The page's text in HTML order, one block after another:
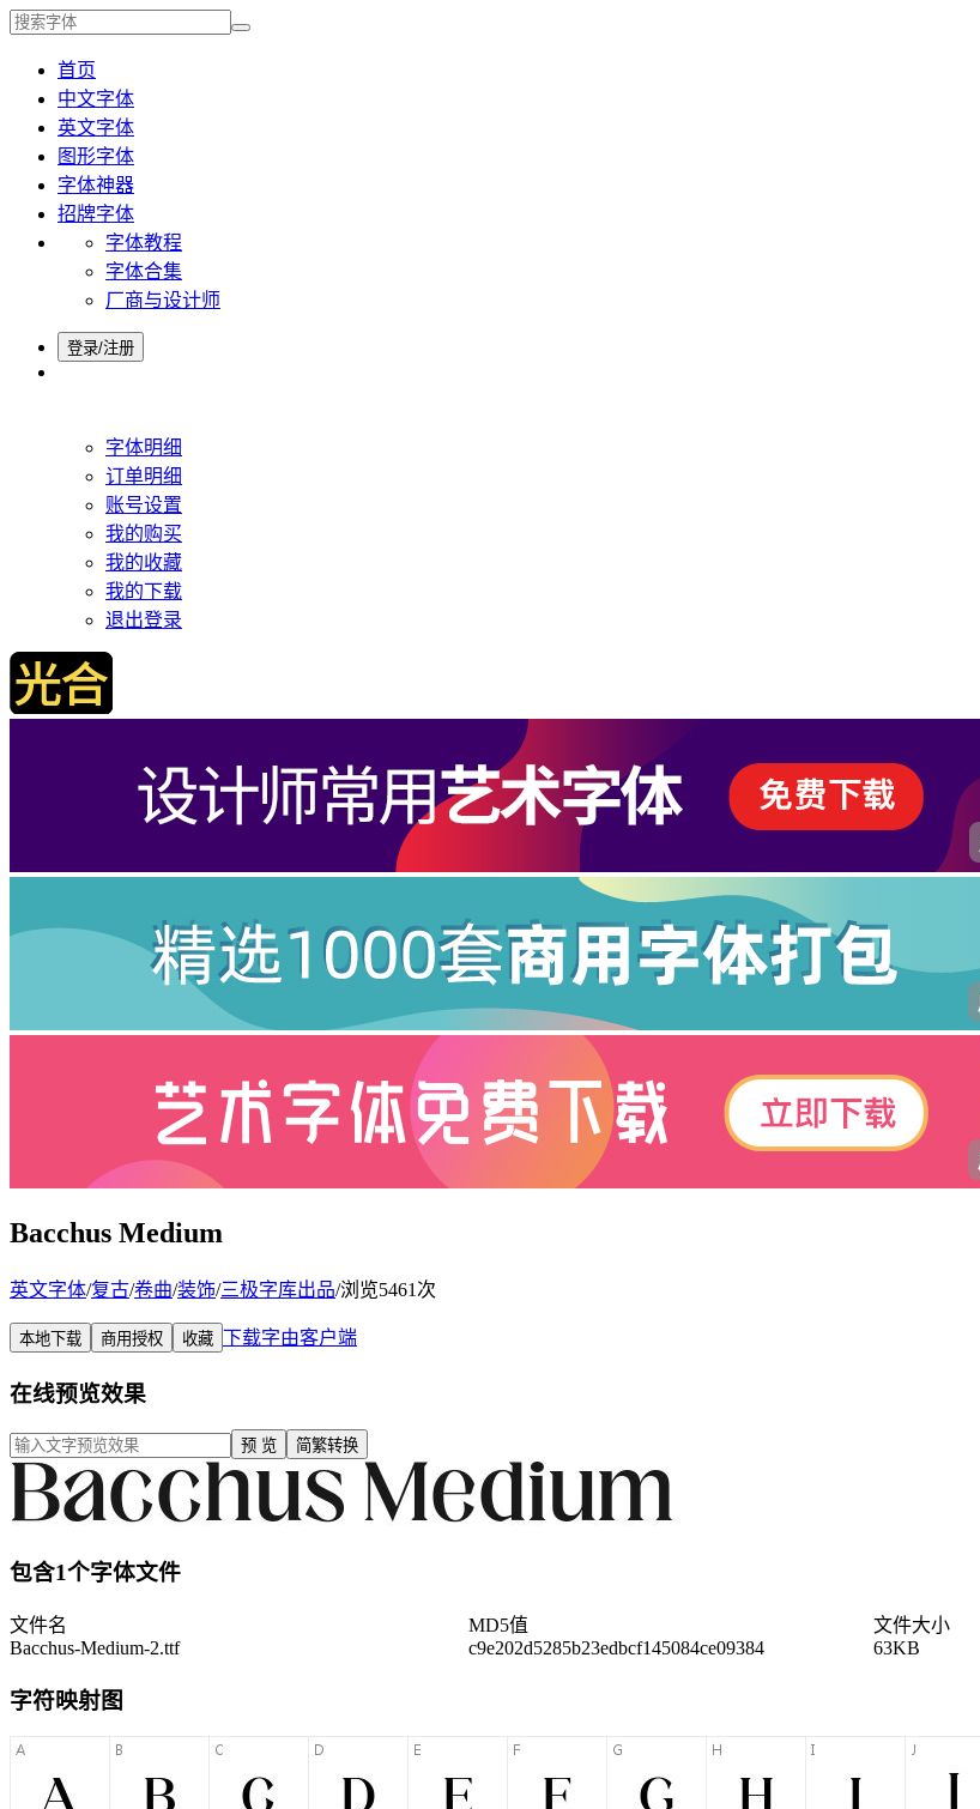
首页
中文字体
英文字体
图形字体
字体神器
招牌字体
字体教程
字体合集
厂商与设计师
登录/注册
字体明细
订单明细
账号设置
我的购买
我的收藏
我的下载
退出登录
Bacchus Medium
英文字体/复古/卷曲/装饰/三极字库出品/浏览5461次
本地下载 商用授权 收藏 下载字由客户端
在线预览效果
预 览 简繁转换
包含1个字体文件
文件名 MD5值
文件大小
Bacchus-Medium-2.ttf
c9e202d5285b23edbcf145084ce09384 63KB
字符映射图